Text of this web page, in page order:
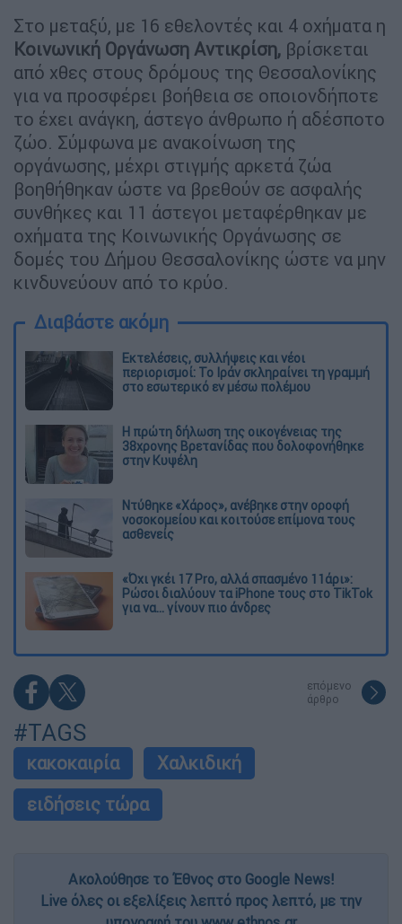
Στο μεταξύ, με 16 εθελοντές και 4 οχήματα η
Κοινωνική Οργάνωση Αντικρίση, βρίσκεται
από χθες στους δρόμους της Θεσσαλονίκης
για να προσφέρει βοήθεια σε οποιονδήποτε
το έχει ανάγκη, άστεγο άνθρωπο ή αδέσποτο
ζώο. Σύμφωνα με ανακοίνωση της
οργάνωσης, μέχρι στιγμής αρκετά ζώα
βοηθήθηκαν ώστε να βρεθούν σε ασφαλής
συνθήκες και 11 άστεγοι μεταφέρθηκαν με
οχήματα της Κοινωνικής Οργάνωσης σε
δομές του Δήμου Θεσσαλονίκης ώστε να μην
κινδυνεύουν από το κρύο.
Διαβάστε ακόμη
Εκτελέσεις, συλλήψεις και νέοι
περιορισμοί: Το Ιράν σκληραίνει τη γραμμή
στο εσωτερικό εν μέσω πολέμου
Η πρώτη δήλωση της οικογένειας της
38χρονης Βρετανίδας που δολοφονήθηκε
στην Κυψέλη
Ντύθηκε «Χάρος», ανέβηκε στην οροφή
νοσοκομείου και κοιτούσε επίμονα τους
ασθενείς
«Όχι γκέι 17 Pro, αλλά σπασμένο 11άρι»:
Ρώσοι διαλύουν τα iPhone τους στο TikTok
για να... γίνουν πιο άνδρες
επόμενο
άρθρο
#TAGS
κακοκαιρία
Χαλκιδική
ειδήσεις τώρα
Ακολούθησε το Έθνος στο Google News!
Live όλες οι εξελίξεις λεπτό προς λεπτό, με την